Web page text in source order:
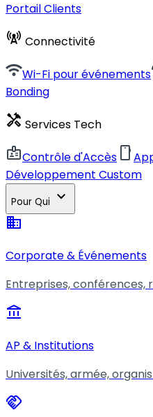
Portail Clients
cell_tower Connectivité
wifiWi-Fi pour événements
Bonding
handyman Services Tech
badgeContrôle d'Accès smartphone
Développement Custom
Pour Qui expand_more
business
Corporate & Événements
Entreprises, conférences,
account_balance
AP & Institutions
Universités, armée,
handshake